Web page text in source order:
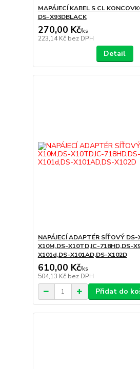
MAPÁJECÍ KABEL S CL
DS-X93DBLACK
270,00 Kč/ks
223,14 Kč bez DPH
Detail
NAPÁJECÍ ADAPTÉR SÍŤOVÝ
X10M,DS-X10TD,IC-718HD,DS-
X101d,DS-X101AD,DS-X102D
610,00 Kč/ks
504,13 Kč bez DPH
Přidat do